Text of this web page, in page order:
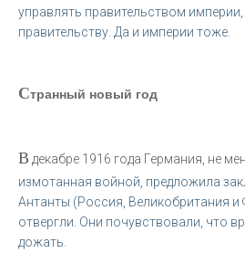
управлять правительством
правительству. Да и империи тоже.
Странный новый год
В декабре 1916 года Германия, не
измотанная войной, предложила
Антанты (Россия, Великобритания
отвергли. Они почувствовали, что
дожать.